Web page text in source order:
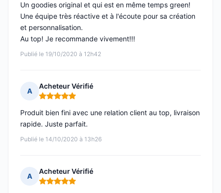
Publié le 19/10/2020 à 12h42
Un goodies original et qui est en même temps green!
Une équipe très réactive et à l'écoute pour sa création
et personnalisation.
Au top! Je recommande vivement!!!
A
Acheteur Vérifié
Note : 5 sur 5
Publié le 14/10/2020 à 13h26
Produit bien fini avec une relation client au top, livraison
rapide. Juste parfait.
A
Acheteur Vérifié
Note : 5 sur 5